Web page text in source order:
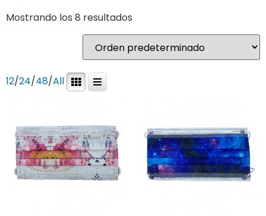
Mostrando los 8 resultados
12/24/48/All